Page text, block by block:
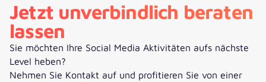
Jetzt unverbindlich beraten
lassen
Sie möchten Ihre Social Media Aktivitäten aufs nächste
Level heben?
Nehmen Sie Kontakt auf und profitieren Sie von einer